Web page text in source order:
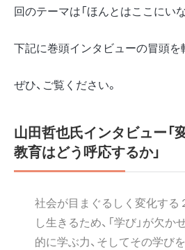
回のテーマは「ほんとはここにいな
下記に巻頭インタビューの冒頭を
ぜひ、ご覧ください。
山田哲也氏インタビュー「
教育はどう呼応するか」
社会が目まぐるしく変化する
し生きるため、「学び」が欠
的に学ぶ力、そしてその学び